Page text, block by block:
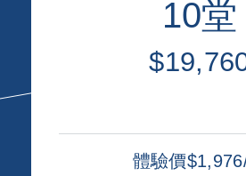
10堂
$19,760
體驗價$1,976/堂